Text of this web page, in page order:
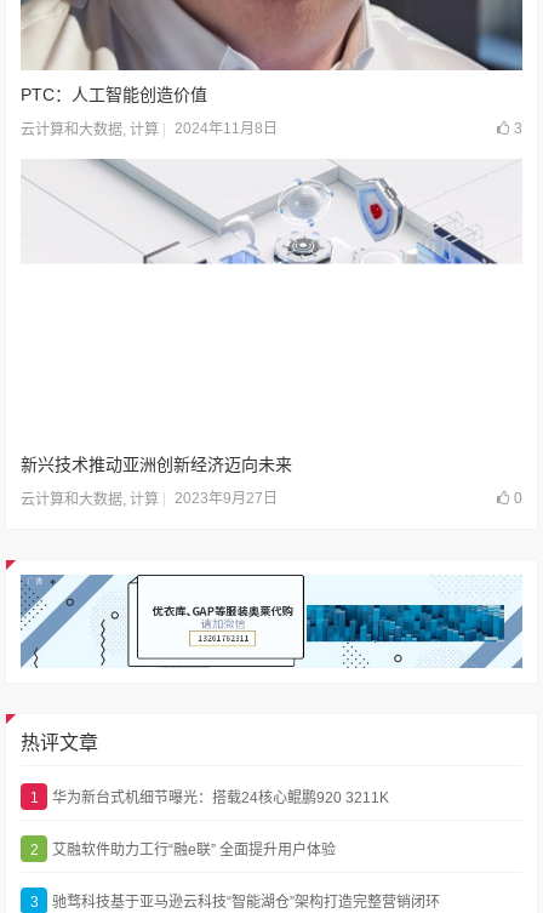
PTC：人工智能创造价值
云计算和大数据 ,计算 2024年11月8日 3
新兴技术推动亚洲创新经济迈向未来
云计算和大数据,计算 2023年9月27日 0
热评文章
1 华为新台式机细节曝光：搭载24核心鲲鹏920 3211K
2 艾融软件助力工行“融e联” 全面提升用户体验
3 驰骛科技基于亚马逊云科技“智能湖仓”架构打造完整营销闭环